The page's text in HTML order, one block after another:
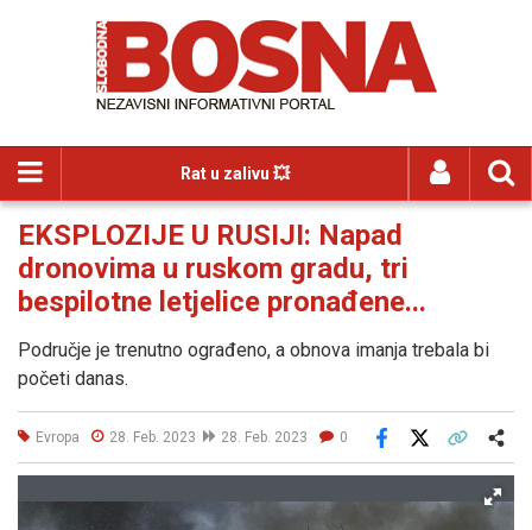
Rat u zalivu 💥
EKSPLOZIJE U RUSIJI: Napad
dronovima u ruskom gradu, tri
bespilotne letjelice pronađene...
Područje je trenutno ograđeno, a obnova imanja trebala bi
početi danas.
Evropa 28. Feb. 2023 28. Feb. 2023 0
Facebook